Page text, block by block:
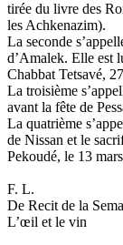
tirée du livre des
les Achkenazim).
La seconde
d’Amalek. Elle est
Chabbat Tetsavé,
La troisième
avant la fête de
La quatrième
de Nissan et le
Pekoudé, le 13
F. L.
De Recit de la
L’œil et le vin